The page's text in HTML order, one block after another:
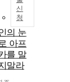
신
청
의 눈
아프
를 말
말라